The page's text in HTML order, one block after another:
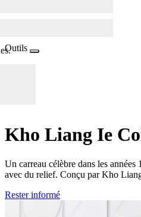
Outils
Kho Liang Ie
Un carreau célèbre dans les
avec du relief. Conçu par Kho
Rester informé